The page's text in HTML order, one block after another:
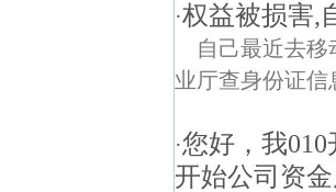
·权益被损害,
自己最近去
业厅查身份证信
·您好，我
开始公司资